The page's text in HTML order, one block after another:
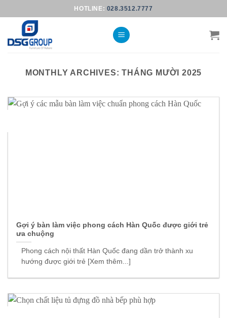
to
content
HOTLINE: 028.3512.7777
MONTHLY ARCHIVES:THÁNG MƯỜI 2025
Gợi ý bàn làm việc phong cách Hàn Quốc được giới trẻ
ưa chuộng
Phong cách nội thất Hàn Quốc đang dần trở thành xu
hướng được giới trẻ [Xem thêm...]